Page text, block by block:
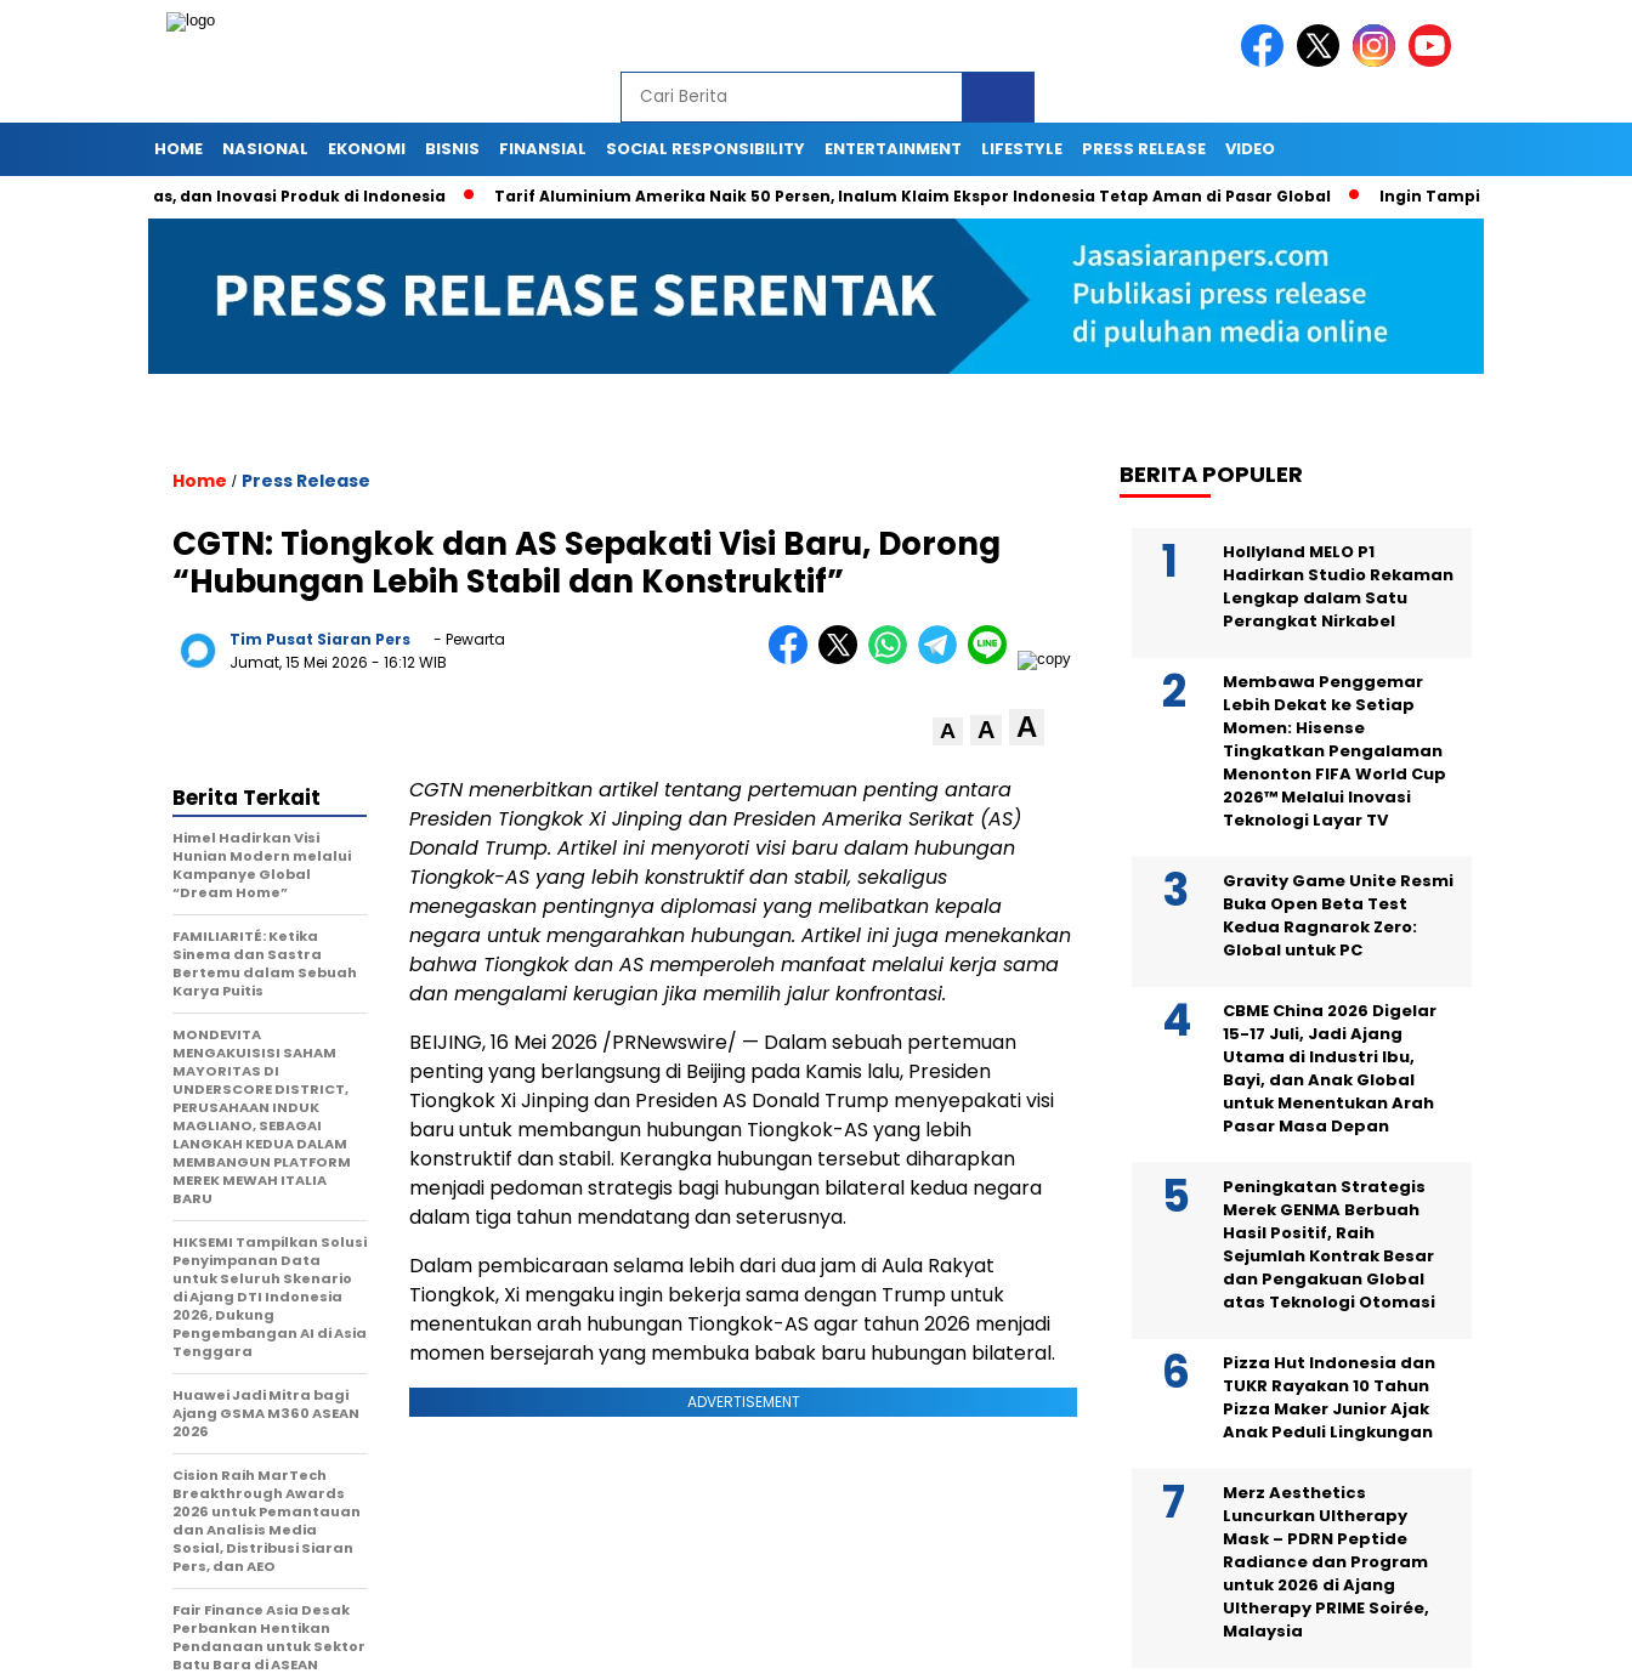
HOME NASIONAL EKONOMI BISNIS FINANSIAL SOCIAL RESPONSIBILITY ENTERTAINMENT LIFESTYLE PRESS RELEASE VIDEO
Kualitas, dan Inovasi Produk di Indonesia Tarif Aluminium Amerika Naik 50 Persen, Inalum Klaim Ekspor Indonesia Tetap Aman di Pasar Global Ingin Tampil Seperti Seleb di
Home / Press Release
CGTN: Tiongkok dan AS Sepakati Visi Baru, Dorong
“Hubungan Lebih Stabil dan Konstruktif”
Tim Pusat Siaran Pers
- Pewarta
Jumat, 15 Mei 2026 - 16:12 WIB
A A A
CGTN menerbitkan artikel tentang pertemuan penting antara
Presiden Tiongkok Xi Jinping dan Presiden Amerika Serikat (AS)
Donald Trump. Artikel ini menyoroti visi baru dalam hubungan
Tiongkok-AS yang lebih konstruktif dan stabil, sekaligus
menegaskan pentingnya diplomasi yang melibatkan kepala
negara untuk mengarahkan hubungan. Artikel ini juga menekankan
bahwa Tiongkok dan AS memperoleh manfaat melalui kerja sama
dan mengalami kerugian jika memilih jalur konfrontasi.
BEIJING, 16 Mei 2026 /PRNewswire/ — Dalam sebuah pertemuan
penting yang berlangsung di Beijing pada Kamis lalu, Presiden
Tiongkok Xi Jinping dan Presiden AS Donald Trump menyepakati visi
baru untuk membangun hubungan Tiongkok-AS yang lebih
konstruktif dan stabil. Kerangka hubungan tersebut diharapkan
menjadi pedoman strategis bagi hubungan bilateral kedua negara
dalam tiga tahun mendatang dan seterusnya.
Dalam pembicaraan selama lebih dari dua jam di Aula Rakyat
Tiongkok, Xi mengaku ingin bekerja sama dengan Trump untuk
menentukan arah hubungan Tiongkok-AS agar tahun 2026 menjadi
momen bersejarah yang membuka babak baru hubungan bilateral.
ADVERTISEMENT
Berita Terkait
Himel Hadirkan Visi
Hunian Modern melalui
Kampanye Global
“Dream Home”
FAMILIARITÉ: Ketika
Sinema dan Sastra
Bertemu dalam Sebuah
Karya Puitis
MONDEVITA
MENGAKUISISI SAHAM
MAYORITAS DI
UNDERSCORE DISTRICT,
PERUSAHAAN INDUK
MAGLIANO, SEBAGAI
LANGKAH KEDUA DALAM
MEMBANGUN PLATFORM
MEREK MEWAH ITALIA
BARU
HIKSEMI Tampilkan Solusi
Penyimpanan Data
untuk Seluruh Skenario
di Ajang DTI Indonesia
2026, Dukung
Pengembangan AI di Asia
Tenggara
Huawei Jadi Mitra bagi
Ajang GSMA M360 ASEAN
2026
Cision Raih MarTech
Breakthrough Awards
2026 untuk Pemantauan
dan Analisis Media
Sosial, Distribusi Siaran
Pers, dan AEO
Fair Finance Asia Desak
Perbankan Hentikan
Pendanaan untuk Sektor
Batu Bara di ASEAN
BERITA POPULER
Hollyland MELO P1
Hadirkan Studio Rekaman
Lengkap dalam Satu
Perangkat Nirkabel
Membawa Penggemar
Lebih Dekat ke Setiap
Momen: Hisense
Tingkatkan Pengalaman
Menonton FIFA World Cup
2026™ Melalui Inovasi
Teknologi Layar TV
Gravity Game Unite Resmi
Buka Open Beta Test
Kedua Ragnarok Zero:
Global untuk PC
CBME China 2026 Digelar
15-17 Juli, Jadi Ajang
Utama di Industri Ibu,
Bayi, dan Anak Global
untuk Menentukan Arah
Pasar Masa Depan
Peningkatan Strategis
Merek GENMA Berbuah
Hasil Positif, Raih
Sejumlah Kontrak Besar
dan Pengakuan Global
atas Teknologi Otomasi
Pizza Hut Indonesia dan
TUKR Rayakan 10 Tahun
Pizza Maker Junior Ajak
Anak Peduli Lingkungan
Merz Aesthetics
Luncurkan Ultherapy
Mask – PDRN Peptide
Radiance dan Program
untuk 2026 di Ajang
Ultherapy PRIME Soirée,
Malaysia